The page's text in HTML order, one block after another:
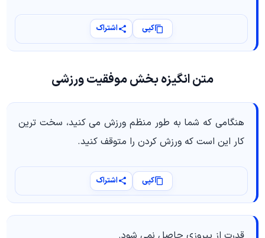
کپی اشتراک
متن انگیزه بخش موفقیت ورزشی
هنگامی که شما به طور منظم ورزش می کنید، سخت ترین
کار این است که ورزش کردن را متوقف کنید.
کپی اشتراک